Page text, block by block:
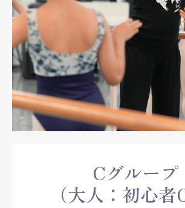
Cグループ
（大人：初心者